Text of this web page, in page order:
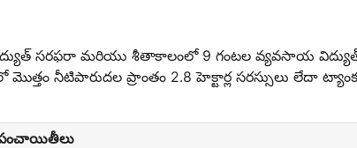
సరఫరా మరియు శీతాకాలంలో 9 గంటల వ్యవసాయ
నీటిపారుదల ప్రాంతం 2.8 హెక్టార్ల సరస్సులు లేదా
పంచాయితీలు